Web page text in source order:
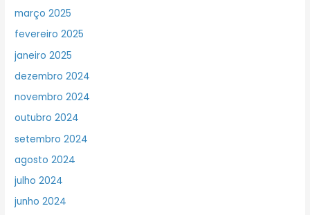
março 2025
fevereiro 2025
janeiro 2025
dezembro 2024
novembro 2024
outubro 2024
setembro 2024
agosto 2024
julho 2024
junho 2024